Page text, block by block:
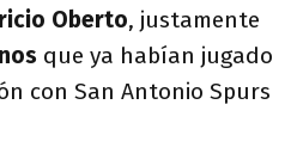
Oberto, justamente
que ya habían jugado
con San Antonio Spurs